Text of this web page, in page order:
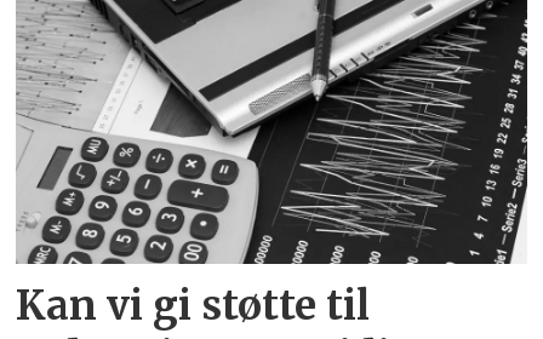
Kan vi gi støtte til